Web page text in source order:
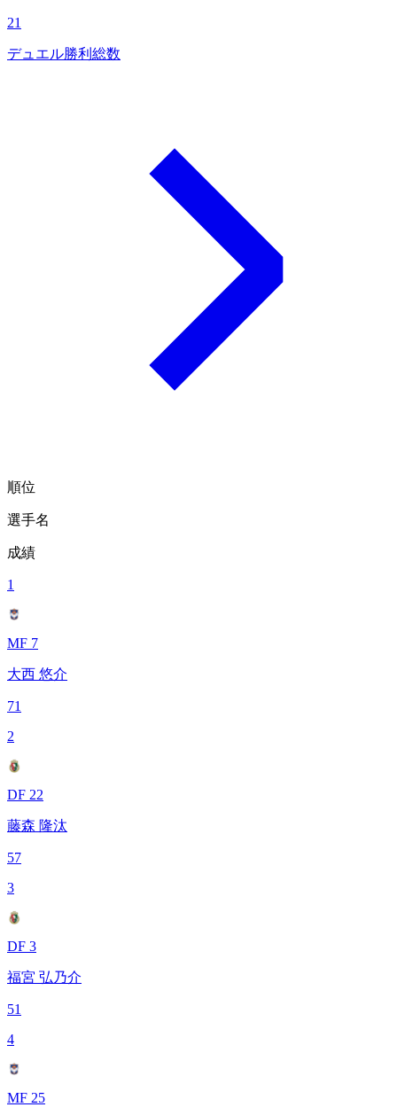
21
デュエル勝利総数
順位
選手名
成績
1
MF 7
大西 悠介
71
2
DF 22
藤森 隆汰
57
3
DF 3
福宮 弘乃介
51
4
MF 25